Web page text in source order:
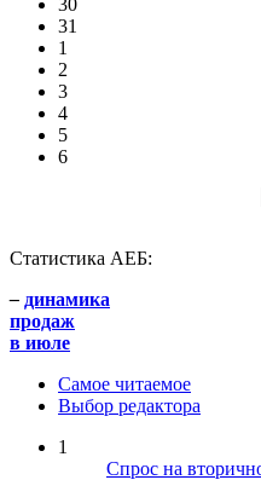
31
1
2
3
4
5
6
Статистика АЕБ:
– динамика
продаж
в июле
Самое читаемое
Выбор редактора
1
Спрос на